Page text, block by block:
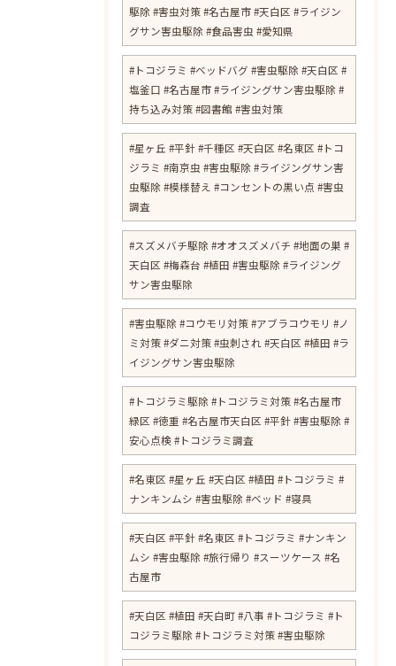
駆除 #害虫対策 #名古屋市 #天白区 #ライジン
グサン害虫駆除 #食品害虫 #愛知県
#トコジラミ #ベッドバグ #害虫駆除 #天白区 #
塩釜口 #名古屋市 #ライジングサン害虫駆除 #
持ち込み対策 #図書館 #害虫対策
​#星ヶ丘 #平針 #千種区 #天白区 #名東区 #トコ
ジラミ #南京虫 #害虫駆除 #ライジングサン害
虫駆除 #模様替え #コンセントの黒い点 #害虫
調査
#スズメバチ駆除 #オオスズメバチ #地面の巣 #
天白区 #梅森台 #植田 #害虫駆除 #ライジング
サン害虫駆除
#害虫駆除 #コウモリ対策 #アブラコウモリ #ノ
ミ対策 #ダニ対策 #虫刺され #天白区 #植田 #ラ
イジングサン害虫駆除
#トコジラミ駆除 #トコジラミ対策 #名古屋市
緑区 #徳重 #名古屋市天白区 #平針 #害虫駆除 #
安心点検 #トコジラミ調査
#名東区 #星ヶ丘 #天白区 #植田 #トコジラミ #
ナンキンムシ #害虫駆除 #ベッド #寝具
#天白区 #平針 #名東区 #トコジラミ #ナンキン
ムシ #害虫駆除 #旅行帰り #スーツケース #名
古屋市
#天白区 #植田 #天白町 #八事 #トコジラミ #ト
コジラミ駆除 #トコジラミ対策 #害虫駆除